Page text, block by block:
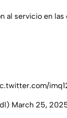
al servicio en las
March 25,